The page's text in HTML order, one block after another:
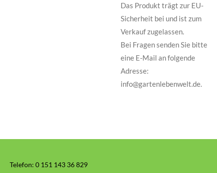
Das Produkt trägt zur EU-
Sicherheit bei und ist zum
Verkauf zugelassen.
Bei Fragen senden Sie bitte
eine E-Mail an folgende
Adresse:
info@gartenlebenwelt.de.
Telefon: 0 151 143 36 829